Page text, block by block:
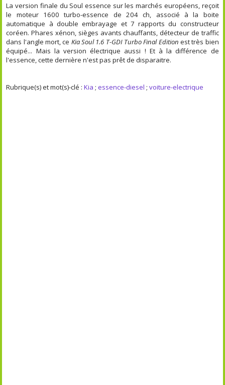
La version finale du Soul essence sur les marchés européens, reçoit
le moteur 1600 turbo-essence de 204 ch, associé à la boite
automatique à double embrayage et 7 rapports du constructeur
coréen. Phares xénon, sièges avants chauffants, détecteur de traffic
dans l'angle mort, ce Kia Soul 1.6 T-GDI Turbo Final Edition est très bien
équipé... Mais la version électrique aussi ! Et à la différence de
l'essence, cette dernière n'est pas prêt de disparaitre.
Rubrique(s) et mot(s)-clé :Kia ;essence-diesel ;voiture-electrique